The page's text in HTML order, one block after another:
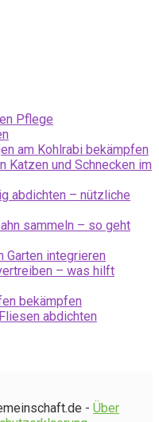
Pflege
am Kohlrabi bekämpfen
Katzen und Schnecken im
abdichten – nützliche
sammeln – so geht
Garten integrieren
– was hilft
bekämpfen
abdichten
- Über